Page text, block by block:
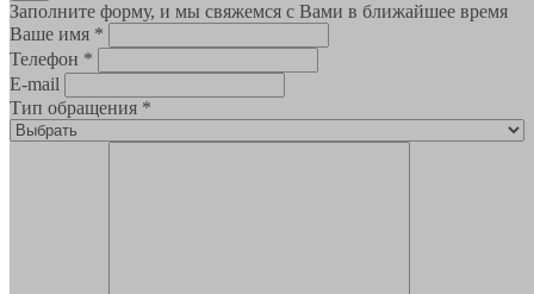
Заполните форму, и мы свяжемся с Вами в ближайшее время
Ваше имя *
Телефон *
E-mail
Тип обращения *